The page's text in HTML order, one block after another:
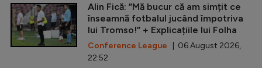
Alin Fică: ”Mă bucur că am simțit ce
înseamnă fotbalul jucând împotriva
lui Tromso!” + Explicațiile lui Folha
Conference League | 06 August 2026,
22:52